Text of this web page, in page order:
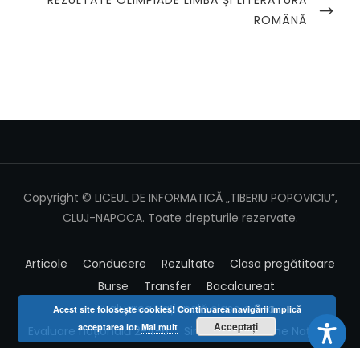
ROMÂNĂ
Copyright © LICEUL DE INFORMATICĂ „TIBERIU POPOVICIU”,
CLUJ-NAPOCA. Toate drepturile rezervate.
Articole Conducere Rezultate
Clasa pregătitoare
Burse
Transfer
Bacalaureat
Evaluarea Națională clasa a 8-a
Evaluare națională 2-4-6
Simulare Examene Naționale
Acest site foloseşte cookies! Continuarea navigării implică
acceptarea lor.Mai mult Acceptați